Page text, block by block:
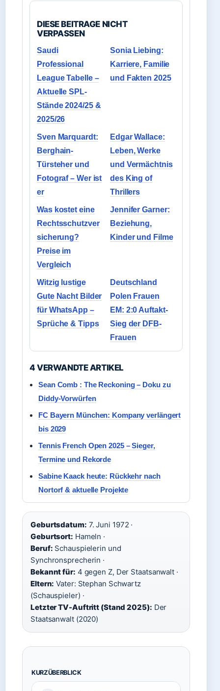
DIESE BEITRAGE NICHT
VERPASSEN
Saudi
Professional
League Tabelle –
Aktuelle SPL-
Stände 2024/25 &
2025/26
Sonia Liebing:
Karriere, Familie
und Fakten 2025
Sven Marquardt:
Berghain-
Türsteher und
Fotograf – Wer ist
er
Edgar Wallace:
Leben, Werke
und Vermächtnis
des King of
Thrillers
Was kostet eine
Rechtsschutzver
sicherung?
Preise im
Vergleich
Jennifer Garner:
Beziehung,
Kinder und Filme
Witzig lustige
Gute Nacht Bilder
für WhatsApp –
Sprüche & Tipps
Deutschland
Polen Frauen
EM: 2:0 Auftakt-
Sieg der DFB-
Frauen
4 VERWANDTE ARTIKEL
Sean Comb : The Reckoning – Doku zu
Diddy-Vorwürfen
FC Bayern München: Kompany verlängert
bis 2029
Tennis French Open 2025 – Sieger,
Termine und Rekorde
Sabine Kaack heute: Rückkehr nach
Nortorf & aktuelle Projekte
Geburtsdatum: 7. Juni 1972 ·
Geburtsort: Hameln ·
Beruf: Schauspielerin und
Synchronsprecherin ·
Bekannt für: 4 gegen Z, Der Staatsanwalt ·
Eltern: Vater: Stephan Schwartz
(Schauspieler) ·
Letzter TV-Auftritt (Stand 2025): Der
Staatsanwalt (2020)
KURZÜBERBLICK